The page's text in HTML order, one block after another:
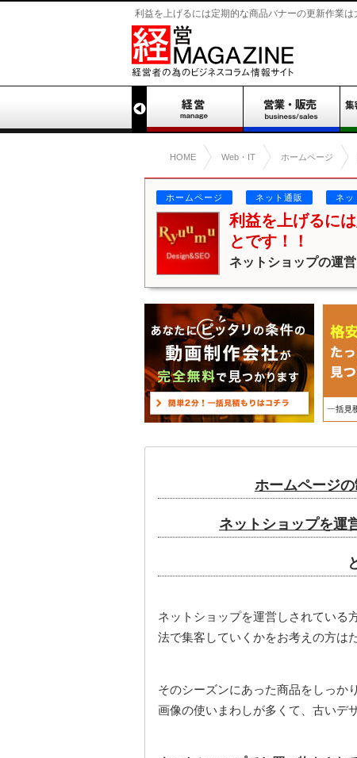
利益を上げるには定期的な商品バナーの更新作業は
HOME Web・IT ホームページ
ホームページ ネット通販 ネッ
利益を上げるに
とです！！
ネットショップの運
ホームページ
ネットショップを運
ネットショップを運営しされている
法で集客していくかをお考えの方は
そのシーズンにあった商品をしっか
画像の使いまわしが多くて、古いデ